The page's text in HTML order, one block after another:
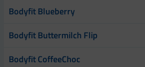
Bodyfit Blueberry
Bodyfit Buttermilch Flip
Bodyfit CoffeeChoc